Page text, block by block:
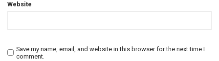
Website
Save my name, email, and website in this browser for the next time I
comment.